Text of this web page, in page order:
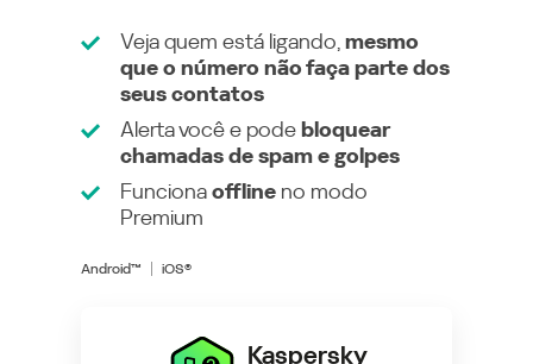
Veja quem está ligando, mesmo
que o número não faça parte dos
seus contatos
Alerta você e podebloquear
chamadas de spam e golpes
Funcionaoffline no modo
Premium
Android™ iOS®
Kaspersky